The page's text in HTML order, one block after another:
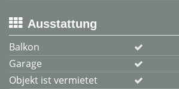
Ausstattung
Balkon
Garage
Objekt ist vermietet